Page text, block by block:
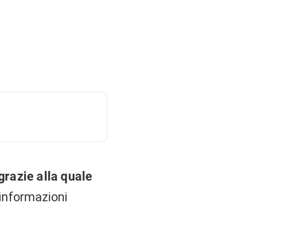
alla quale